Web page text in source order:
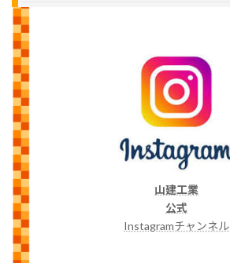
山建工業
公式
Instagramチャンネル